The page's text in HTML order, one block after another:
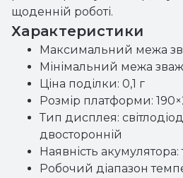
щоденній роботі.
Характеристики
Максимальний межа
Мінімальний межа
Ціна поділки: 0,1 г
Розмір платформи:
Тип дисплея:
двосторонній
Наявність акумулятора:
Робочий діапазон